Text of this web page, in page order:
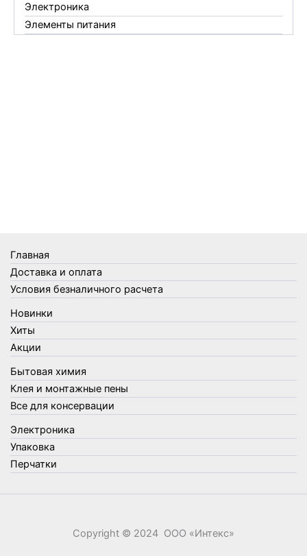
Электроника
Элементы питания
Главная
Доставка и оплата
Условия безналичного расчета
Новинки
Хиты
Акции
Бытовая химия
Клея и монтажные пены
Все для консервации
Электроника
Упаковка
Перчатки
Copyright © 2024 ООО «‎Интекс»‎